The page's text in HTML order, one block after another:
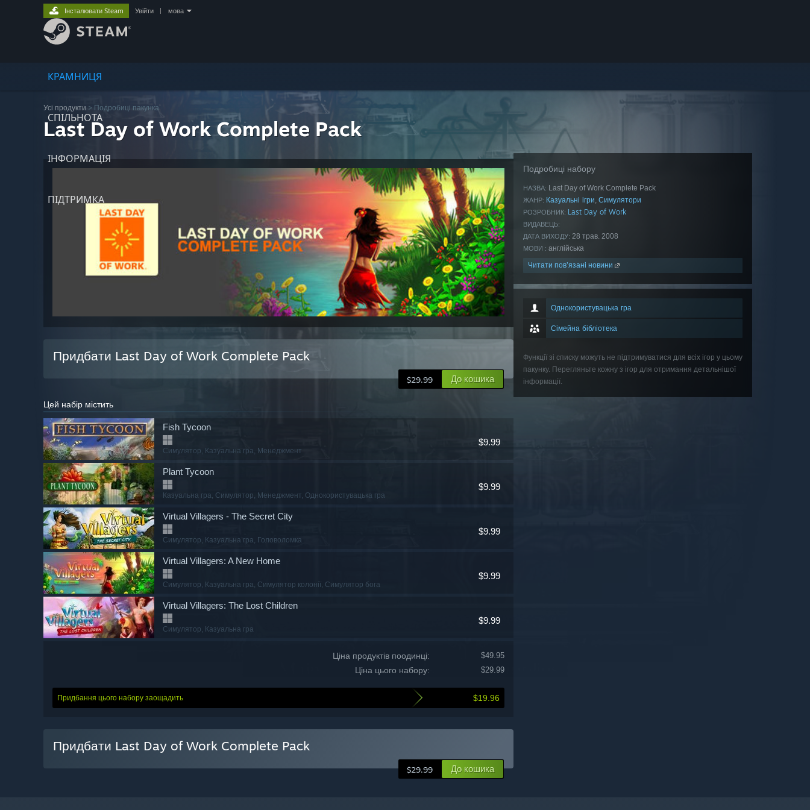
КРАМНИЦЯ
СПІЛЬНОТА
ІНФОРМАЦІЯ
ПІДТРИМКА
Інсталювати Steam Увійти мова
Усі продукти > Подробиці пакунка
Last Day of Work Complete Pack
Придбати Last Day of Work Complete Pack
$29.99 До кошика
Цей набір містить
$9.99
Fish Tycoon
Симулятор , Казуальна гра , Менеджмент
$9.99
Plant Tycoon
Казуальна гра , Симулятор , Менеджмент , Однокористувацька гра
$9.99
Virtual Villagers - The Secret City
Симулятор , Казуальна гра , Головоломка
$9.99
Virtual Villagers: A New Home
Симулятор , Казуальна гра , Симулятор колонії , Симулятор бога
$9.99
Virtual Villagers: The Lost Children
Симулятор , Казуальна гра
$49.95
Ціна продуктів поодинці:
$29.99
Ціна цього набору:
$19.96
Придбання цього набору заощадить
Придбати Last Day of Work Complete Pack
$29.99 До кошика
Подробиці набору
НАЗВА: Last Day of Work Complete Pack
ЖАНР: Казуальні ігри, Симулятори
РОЗРОБНИК: Last Day of Work
ВИДАВЕЦЬ:
ДАТА ВИХОДУ: 28 трав. 2008
МОВИ : англійська
Читати пов’язані новини
Однокористувацька гра
Сімейна бібліотека
Функції зі списку можуть не підтримуватися для всіх ігор у цьому
пакунку. Перегляньте кожну з ігор для отримання детальнішої
інформації.